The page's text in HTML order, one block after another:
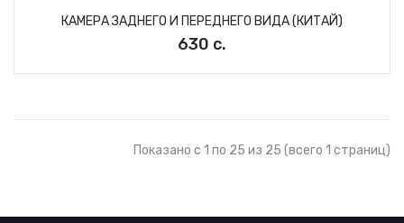
КАМЕРА ЗАДНЕГО И ПЕРЕДНЕГО ВИДА (КИТАЙ)
630 с.
Показано с 1 по 25 из 25 (всего 1 страниц)